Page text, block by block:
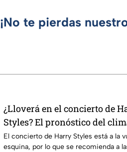
¡No te pierdas
¿Lloverá en el concierto de
Styles? El pronóstico del
este viernes en CDMX
El concierto de Harry Styles está a la
esquina, por lo que se recomienda a